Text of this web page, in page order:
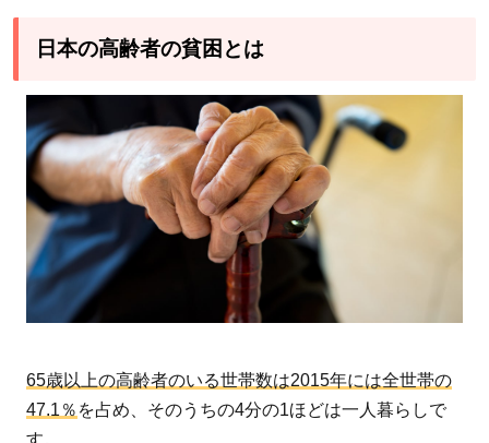
本
高
齢
者
の
貧
困
と
は
齢
者
日本の高齢者の貧困とは
65歳以上の高齢者のいる世帯数は2015年には全世帯の
47.1％ を占め、そのうちの4分の1ほどは一人暮らしで
す。